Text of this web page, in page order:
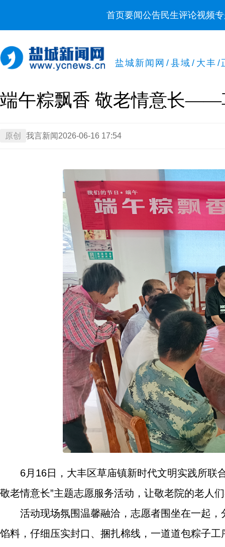
首页要闻公告民生评论视频
盐城新闻网 / 县域 / 大丰 /
端午粽飘香 敬老情意长——
原创 我言新闻 2026-06-16 17:54
6月16日，大丰区草庙镇新时代文明实践所联
敬老情意长”主题志愿服务活动，让敬老院的老人
活动现场氛围温馨融洽，志愿者围坐在一起
馅料，仔细压实封口、捆扎棉线，一道道包粽子